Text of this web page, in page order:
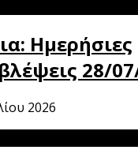
Ημερήσιες
28/
2026